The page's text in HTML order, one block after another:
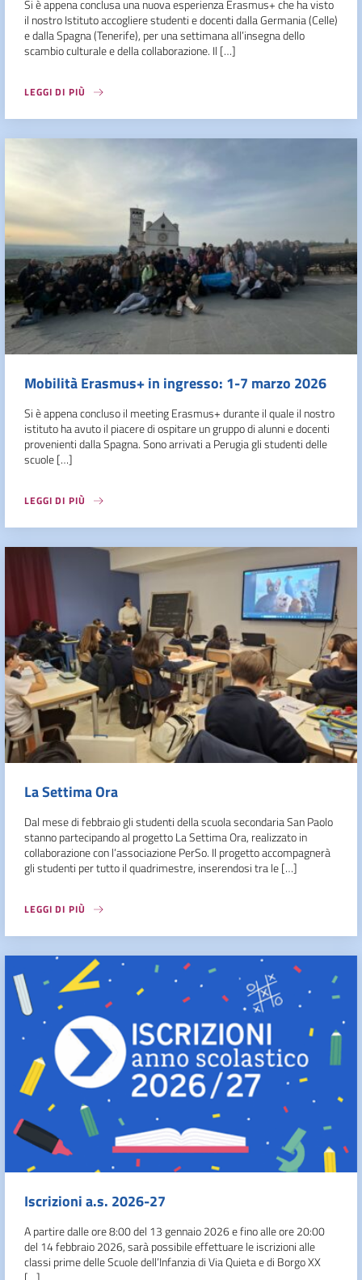
Si è appena conclusa una nuova esperienza Erasmus+ che ha visto
il nostro Istituto accogliere studenti e docenti dalla Germania (Celle)
e dalla Spagna (Tenerife), per una settimana all’insegna dello
scambio culturale e della collaborazione. Il […]
LEGGI DI PIÙ
Mobilità Erasmus+ in ingresso: 1-7 marzo 2026
Si è appena concluso il meeting Erasmus+ durante il quale il nostro
istituto ha avuto il piacere di ospitare un gruppo di alunni e docenti
provenienti dalla Spagna. Sono arrivati a Perugia gli studenti delle
scuole […]
LEGGI DI PIÙ
La Settima Ora
Dal mese di febbraio gli studenti della scuola secondaria San Paolo
stanno partecipando al progetto La Settima Ora, realizzato in
collaborazione con l’associazione PerSo. Il progetto accompagnerà
gli studenti per tutto il quadrimestre, inserendosi tra le […]
LEGGI DI PIÙ
Iscrizioni a.s. 2026-27
A partire dalle ore 8:00 del 13 gennaio 2026 e fino alle ore 20:00
del 14 febbraio 2026, sarà possibile effettuare le iscrizioni alle
classi prime delle Scuole dell’Infanzia di Via Quieta e di Borgo XX